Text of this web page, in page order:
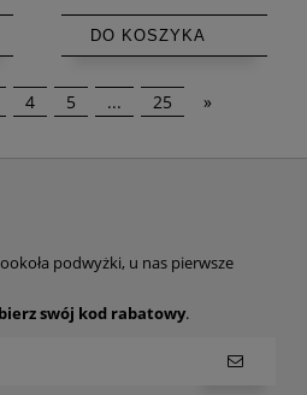
DO KOSZYKA
4 5 ... 25 »
podwyżki, u nas pierwsze
swój kod rabatowy.